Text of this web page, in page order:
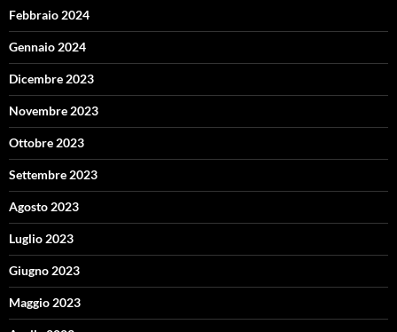
Febbraio 2024
Gennaio 2024
Dicembre 2023
Novembre 2023
Ottobre 2023
Settembre 2023
Agosto 2023
Luglio 2023
Giugno 2023
Maggio 2023